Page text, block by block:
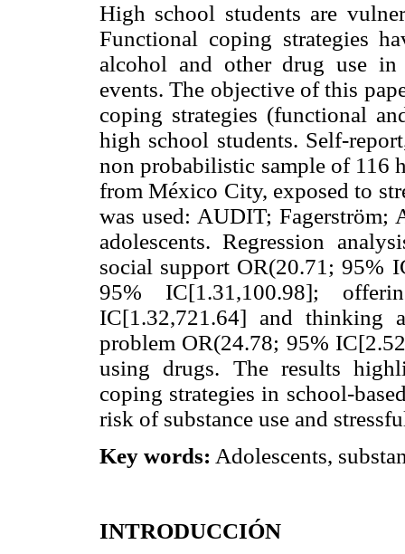
High school students are
Functional coping strategies
alcohol and other drug use
events. The objective of this
coping strategies (functional
high school students. Self-
non probabilistic sample of 116
from México City, exposed to
was used: AUDIT; Fagerström;
adolescents. Regression
social support OR(20.71; 95%
95% IC[1.31,100.98];
IC[1.32,721.64] and thinking
problem OR(24.78; 95%
using drugs. The results
coping strategies in school-
risk of substance use and
Key words: Adolescents,
INTRODUCCIÓN